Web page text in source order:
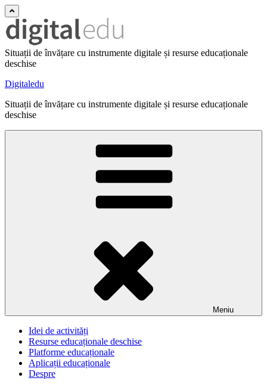
Situații de învățare cu instrumente digitale și resurse educaționale
deschise
Digitaledu
Situații de învățare cu instrumente digitale și resurse educaționale
deschise
Meniu
Idei de activități
Resurse educaționale deschise
Platforme educaționale
Aplicații educaționale
Despre